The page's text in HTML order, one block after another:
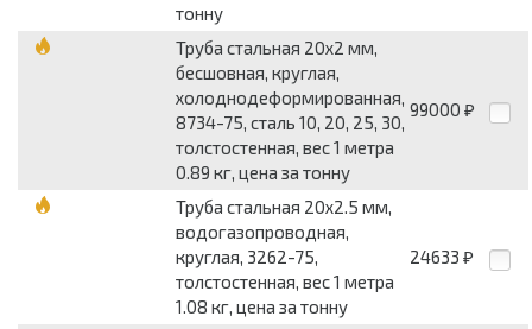
тонну
Труба стальная 20x2 мм,
бесшовная, круглая,
холоднодеформированная,
8734-75, сталь 10, 20, 25, 30,
толстостенная, вес 1 метра
0.89 кг, цена за тонну
99000 ₽
Труба стальная 20x2.5 мм,
водогазопроводная,
круглая, 3262-75,
толстостенная, вес 1 метра
1.08 кг, цена за тонну
24633 ₽